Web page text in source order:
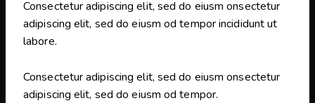
Consectetur adipiscing elit, sed do eiusm onsectetur
adipiscing elit, sed do eiusm od tempor incididunt ut
labore.
Consectetur adipiscing elit, sed do eiusm onsectetur
adipiscing elit, sed do eiusm od tempor.